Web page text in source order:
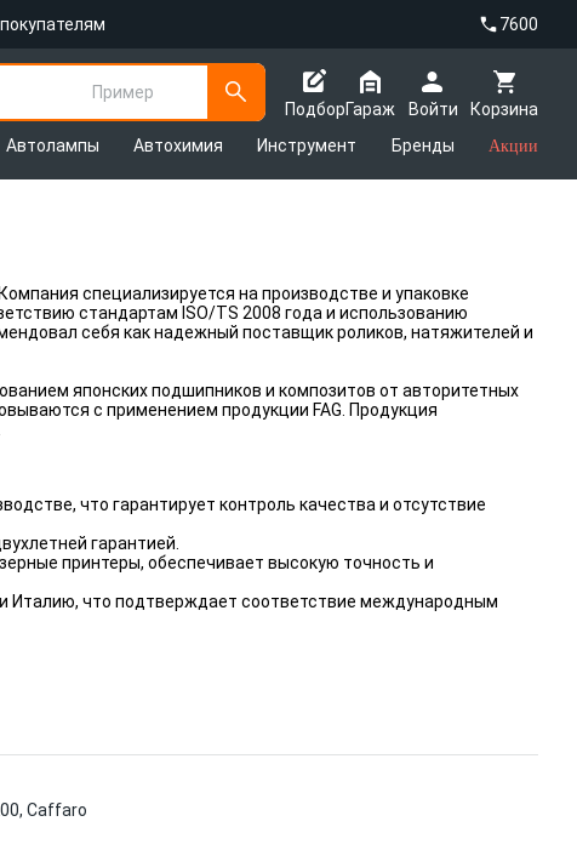
7600
Пример
Подбор
Корзина
Гараж
Войти
Автолампы Автохимия Инструмент Бренды Акции
специализируется на производстве и упаковке
стандартам ISO/TS 2008 года и использованию
себя как надежный поставщик роликов, натяжителей и
японских подшипников и композитов от авторитетных
с применением продукции FAG. Продукция
что гарантирует контроль качества и отсутствие
гарантией.
принтеры, обеспечивает высокую точность и
и Италию, что подтверждает соответствие международным
Caffaro